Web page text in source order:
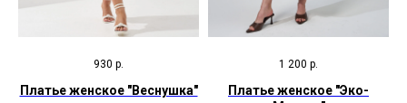
930 р.
Платье женское "Веснушка"
1 200 р.
Платье женское "Эко-